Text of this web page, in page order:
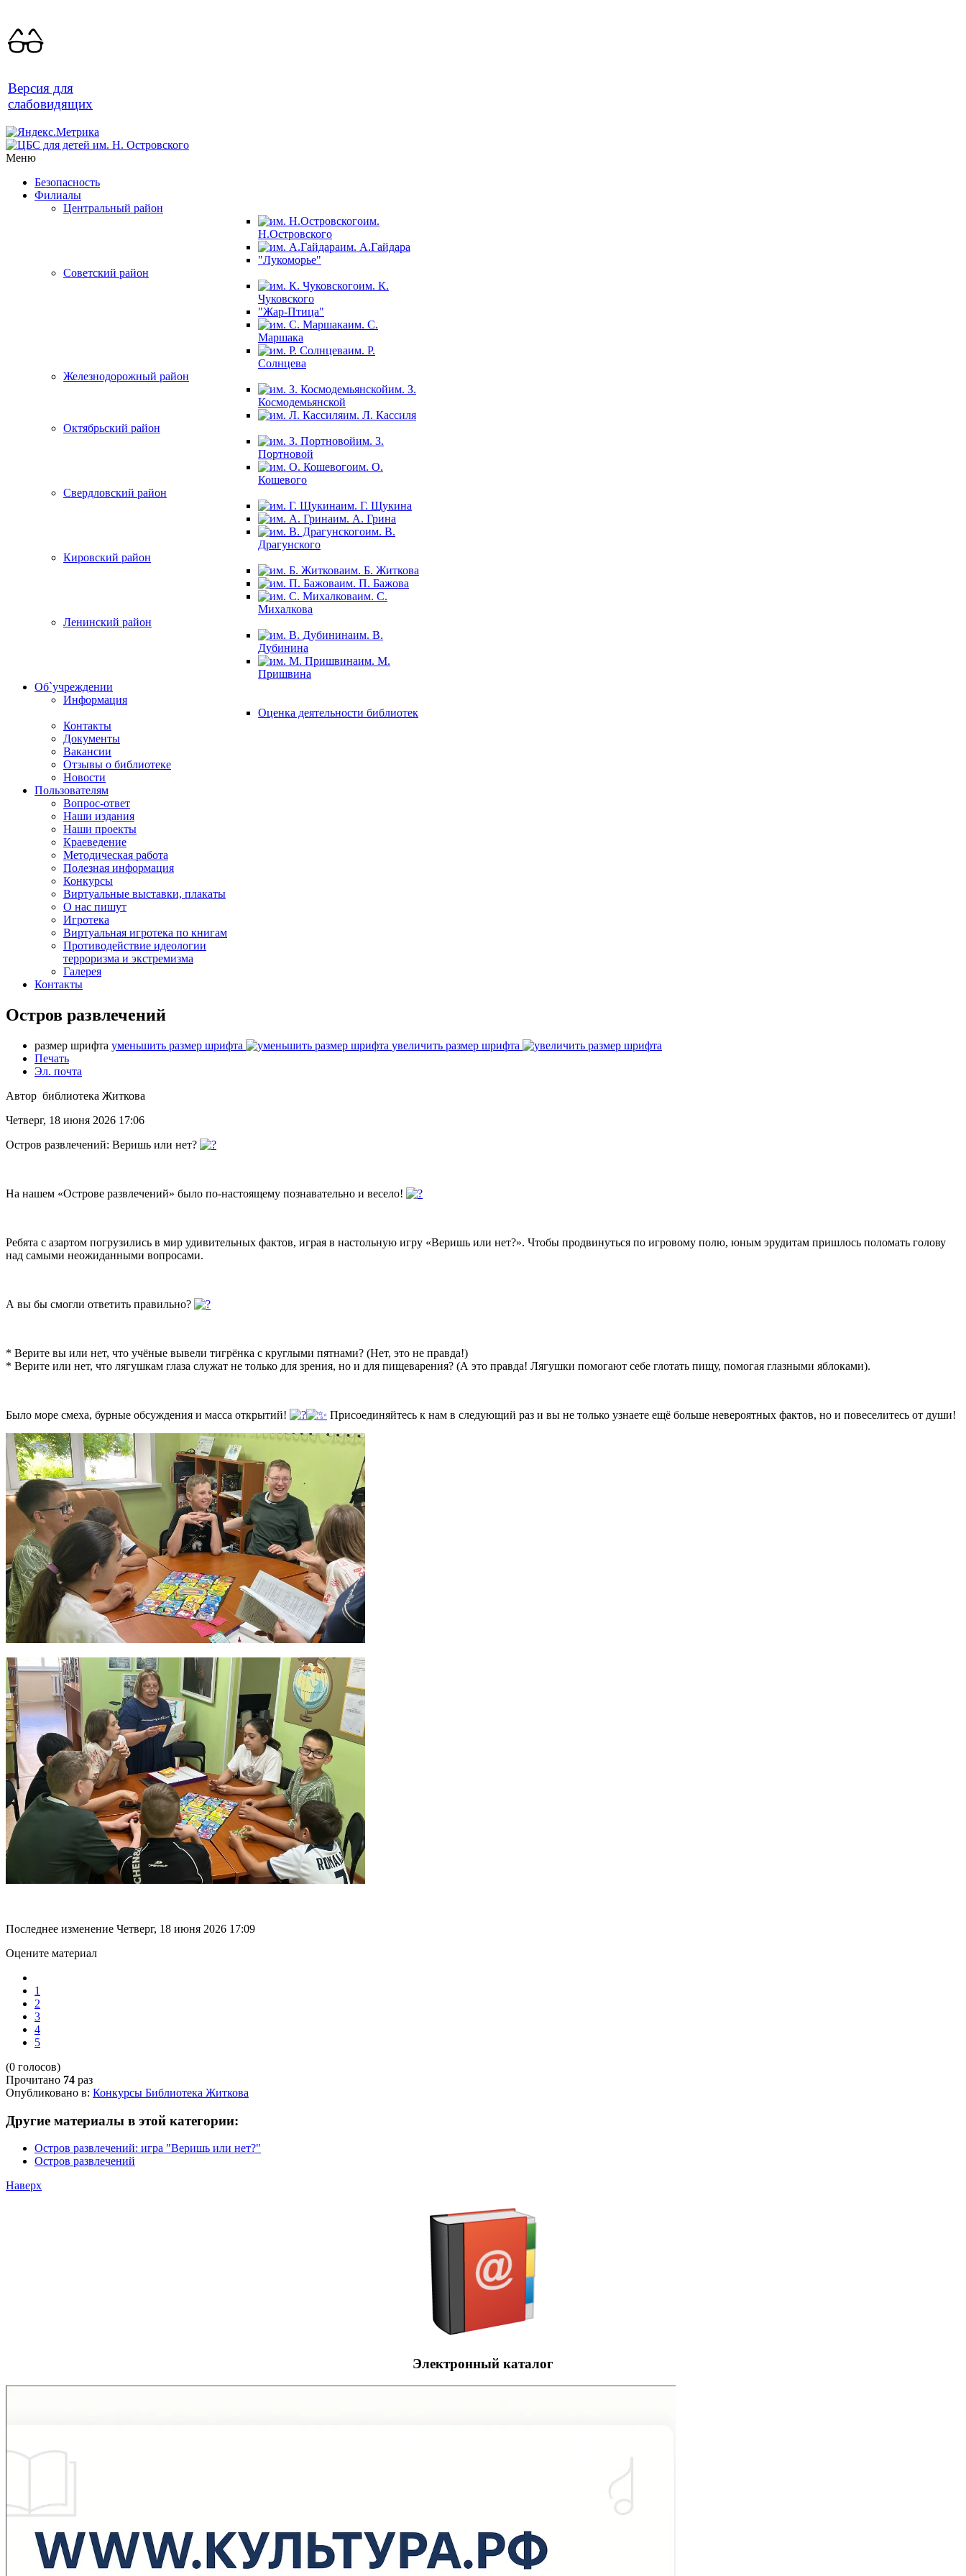
Версия для
слабовидящих
Меню
Безопасность
Филиалы
Центральный район
им.
Н.Островского
им. А.Гайдара
"Лукоморье"
Советский район
им. К.
Чуковского
"Жар-Птица"
им. С.
Маршака
им. Р.
Солнцева
Железнодорожный район
им. З.
Космодемьянской
им. Л. Кассиля
Октябрьский район
им. З.
Портновой
им. О.
Кошевого
Свердловский район
им. Г. Щукина
им. А. Грина
им. В.
Драгунского
Кировский район
им. Б. Житкова
им. П. Бажова
им. С.
Михалкова
Ленинский район
им. В.
Дубинина
им. М.
Пришвина
Об`учреждении
Информация
Оценка деятельности библиотек
Контакты
Документы
Вакансии
Отзывы о библиотеке
Новости
Пользователям
Вопрос-ответ
Наши издания
Наши проекты
Краеведение
Методическая работа
Полезная информация
Конкурсы
Виртуальные выставки, плакаты
О нас пишут
Игротека
Виртуальная игротека по книгам
Противодействие идеологии
терроризма и экстремизма
Галерея
Контакты
Остров развлечений
размер шрифта уменьшить размер шрифта
увеличить размер шрифта
Печать
Эл. почта
Автор библиотека Житкова
Четверг, 18 июня 2026 17:06
Остров развлечений: Веришь или нет?
На нашем «Острове развлечений» было по-настоящему познавательно и весело!
Ребята с азартом погрузились в мир удивительных фактов, играя в настольную игру «Веришь или нет?». Чтобы продвинуться по игровому полю, юным эрудитам пришлось поломать голову
над самыми неожиданными вопросами.
А вы бы смогли ответить правильно?
* Верите вы или нет, что учёные вывели тигрёнка с круглыми пятнами? (Нет, это не правда!)
* Верите или нет, что лягушкам глаза служат не только для зрения, но и для пищеварения? (А это правда! Лягушки помогают себе глотать пищу, помогая глазными яблоками).
Было море смеха, бурные обсуждения и масса открытий! Присоединяйтесь к нам в следующий раз и вы не только узнаете ещё больше невероятных фактов, но и повеселитесь от души!
Последнее изменение Четверг, 18 июня 2026 17:09
Оцените материал
1
2
3
4
5
(0 голосов)
Прочитано 74 раз
Опубликовано в: Конкурсы Библиотека Житкова
Другие материалы в этой категории:
Остров развлечений: игра "Веришь или нет?"
Остров развлечений
Наверх
Электронный каталог